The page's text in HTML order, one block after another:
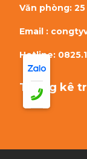
Văn phòng:
Email :
Hotline:
Thống kê